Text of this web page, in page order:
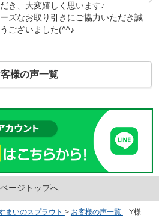
き、大変嬉しく思います♪
ズなお取り引きにご協力いただき誠
ございました(^^♪
様の声一覧
ページトップへ
まいのスプラウト > お客様の声一覧 Y様